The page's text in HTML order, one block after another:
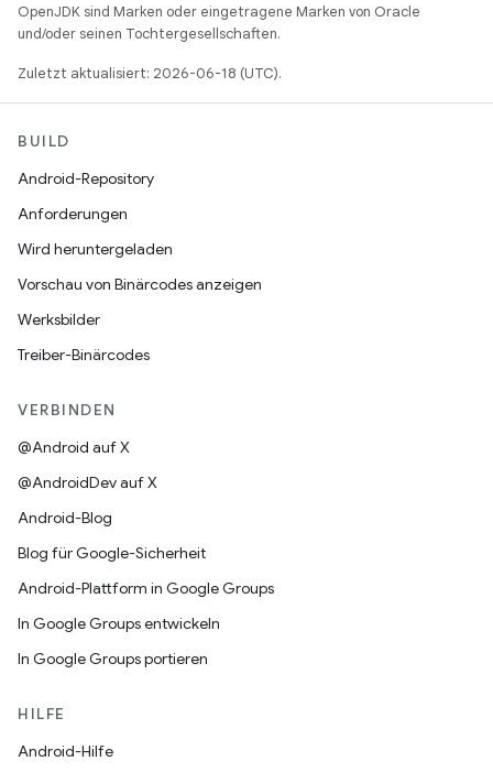
OpenJDK sind Marken oder eingetragene Marken von Oracle
und/oder seinen Tochtergesellschaften.
Zuletzt aktualisiert: 2026-06-18 (UTC).
BUILD
Android-Repository
Anforderungen
Wird heruntergeladen
Vorschau von Binärcodes anzeigen
Werksbilder
Treiber-Binärcodes
VERBINDEN
@Android auf X
@AndroidDev auf X
Android-Blog
Blog für Google-Sicherheit
Android-Plattform in Google Groups
In Google Groups entwickeln
In Google Groups portieren
HILFE
Android-Hilfe